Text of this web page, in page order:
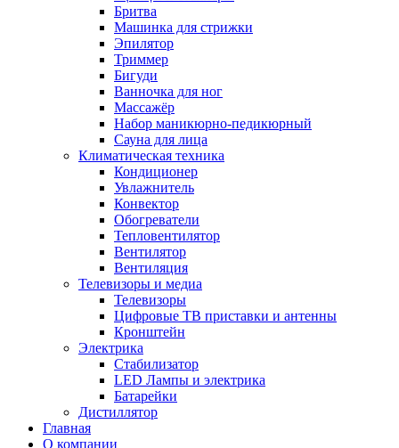
Бритва
Машинка для стрижки
Эпилятор
Триммер
Бигуди
Ванночка для ног
Массажёр
Набор маникюрно-педикюрный
Сауна для лица
Климатическая техника
Кондиционер
Увлажнитель
Конвектор
Обогреватели
Тепловентилятор
Вентилятор
Вентиляция
Телевизоры и медиа
Телевизоры
Цифровые ТВ приставки и антенны
Кронштейн
Электрика
Стабилизатор
LED Лампы и электрика
Батарейки
Дистиллятор
Главная
О компании